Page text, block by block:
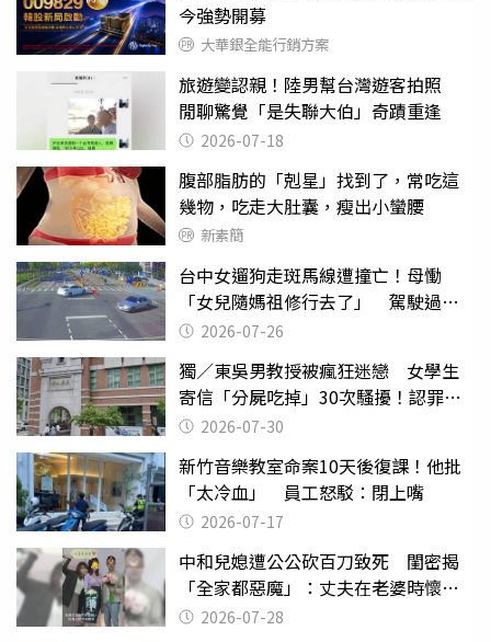
今強勢開募
大華銀全能行銷方案
旅遊變認親！陸男幫台灣遊客拍照
閒聊驚覺「是失聯大伯」奇蹟重逢
2026-07-18
腹部脂肪的「剋星」找到了，常吃這
幾物，吃走大肚囊，瘦出小蠻腰
新素簡
台中女遛狗走斑馬線遭撞亡！母慟
「女兒隨媽祖修行去了」 駕駛過失
致死判9月
2026-07-26
獨／東吳男教授被瘋狂迷戀 女學生
寄信「分屍吃掉」30次騷擾！認罪免
關 2026-07-30
新竹音樂教室命案10天後復課！他批
「太冷血」 員工怒駁：閉上嘴
2026-07-17
中和兒媳遭公公砍百刀致死 閨密揭
「全家都惡魔」：丈夫在老婆時懷孕
摔東西
2026-07-28